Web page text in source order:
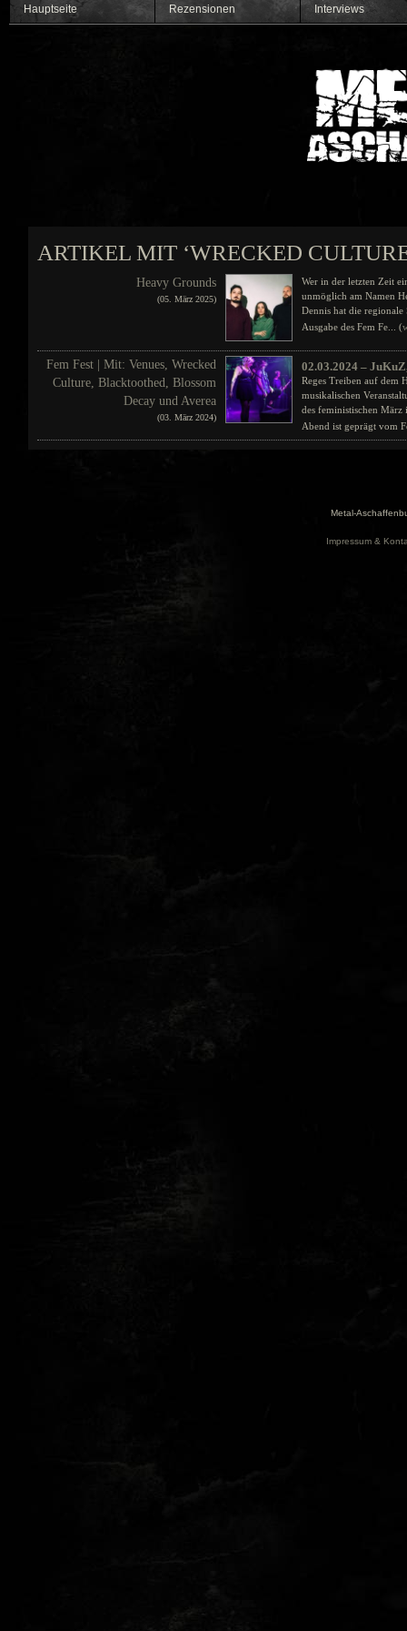
Hauptseite Rezensionen Interviews
ARTIKEL MIT ‘WRECKED
Heavy Grounds
(05. März 2025)
Wer in der letzten Zeit
unmöglich am Namen
Dennis hat die
Ausgabe des Fem Fe... (
Fem Fest | Mit: Venues, Wrecked
Culture, Blacktoothed, Blossom
Decay und Averea
(03. März 2024)
02.03.2024 –
Reges Treiben auf dem
musikalischen
des feministischen März
Abend ist geprägt vom
Metal-
Impressum &